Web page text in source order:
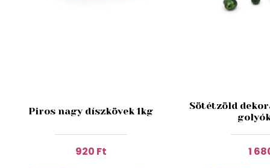
Piros nagy díszkövek 1kg
920 Ft
Sötétzöld
1